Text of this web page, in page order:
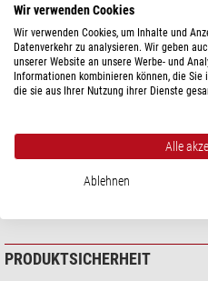
TECHNISCHE DATEN
Leistung
Anschluss (teleskopseitig)
Allgemein
PRODUKTSICHERHEIT
Wir verwenden Cookies
Wir verwenden Cookies, um Inhalte und
Datenverkehr zu analysieren. Wir geben
unserer Website an unsere Werbe- und
Informationen kombinieren können, die
die sie aus Ihrer Nutzung ihrer Dienste
Alle
Ablehnen